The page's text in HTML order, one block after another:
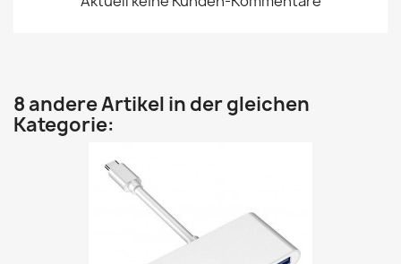
8 andere Artikel in der gleichen
Kategorie: